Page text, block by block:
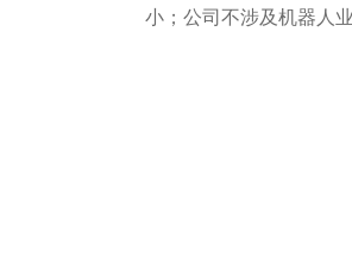
小；公司不涉及机器人业